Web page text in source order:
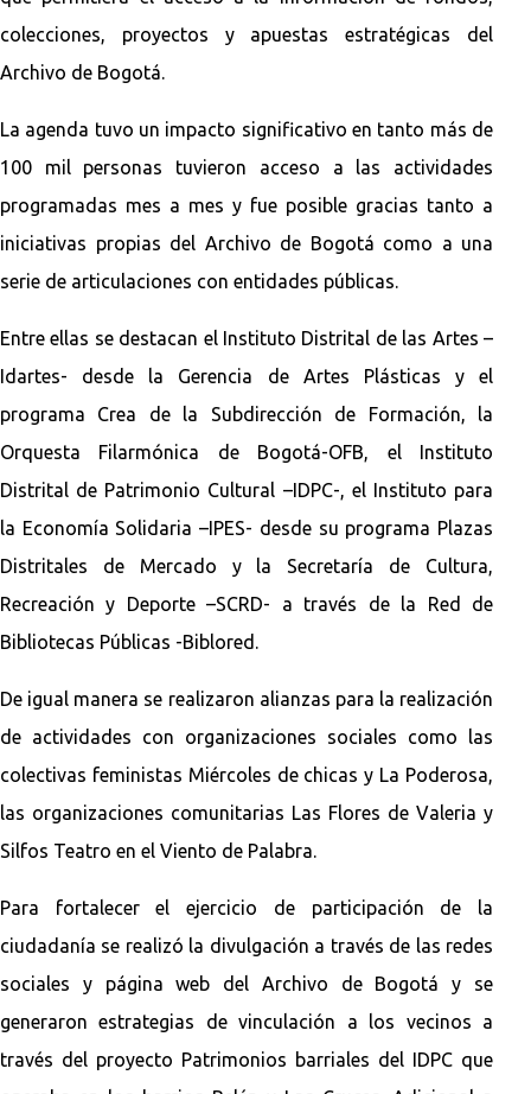
colecciones, proyectos y apuestas estratégicas del
Archivo de Bogotá.
La agenda tuvo un impacto significativo en tanto más de
100 mil personas tuvieron acceso a las actividades
programadas mes a mes y fue posible gracias tanto a
iniciativas propias del Archivo de Bogotá como a una
serie de articulaciones con entidades públicas.
Entre ellas se destacan el Instituto Distrital de las Artes –
Idartes- desde la Gerencia de Artes Plásticas y el
programa Crea de la Subdirección de Formación, la
Orquesta Filarmónica de Bogotá-OFB, el Instituto
Distrital de Patrimonio Cultural –IDPC-, el Instituto para
la Economía Solidaria –IPES- desde su programa Plazas
Distritales de Mercado y la Secretaría de Cultura,
Recreación y Deporte –SCRD- a través de la Red de
Bibliotecas Públicas -Biblored.
De igual manera se realizaron alianzas para la realización
de actividades con organizaciones sociales como las
colectivas feministas Miércoles de chicas y La Poderosa,
las organizaciones comunitarias Las Flores de Valeria y
Silfos Teatro en el Viento de Palabra.
Para fortalecer el ejercicio de participación de la
ciudadanía se realizó la divulgación a través de las redes
sociales y página web del Archivo de Bogotá y se
generaron estrategias de vinculación a los vecinos a
través del proyecto Patrimonios barriales del IDPC que